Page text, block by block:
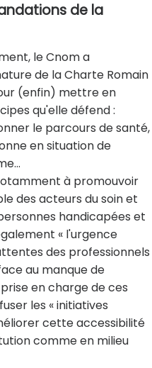
de la
le Cnom a
de la Charte Romain
(enfin) mettre en
qu'elle défend :
le parcours de santé,
en situation de
à promouvoir
des acteurs du soin et
handicapées et
« l'urgence
des professionnels
au manque de
en charge de ces
les « initiatives
cette accessibilité
comme en milieu